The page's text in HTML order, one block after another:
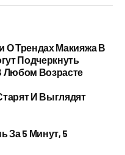
О Трендах Макияжа В
Подчеркнуть
Любом Возрасте
И Выглядят
За 5 Минут, 5